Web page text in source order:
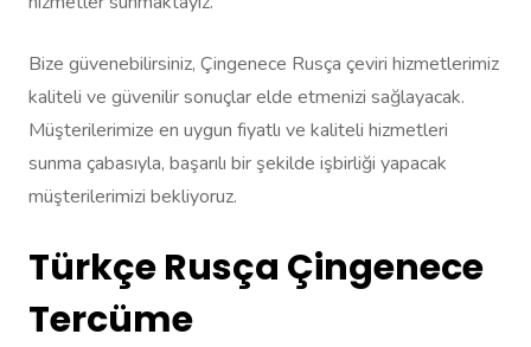
Bize güvenebilirsiniz, Çingenece Rusça çeviri hizmetlerimiz
kaliteli ve güvenilir sonuçlar elde etmenizi sağlayacak.
Müşterilerimize en uygun fiyatlı ve kaliteli hizmetleri
sunma çabasıyla, başarılı bir şekilde işbirliği yapacak
müşterilerimizi bekliyoruz.
Türkçe Rusça Çingenece
Tercüme